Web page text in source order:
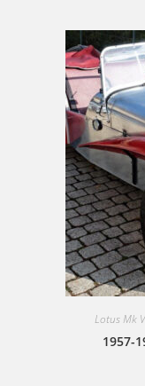
Lotus Mk
1957-